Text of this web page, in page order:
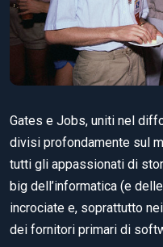
Gates e Jobs, uniti nel
divisi profondamente sul
tutti gli appassionati di
big dell’informatica (e
incrociate e, soprattutto
dei fornitori primari di